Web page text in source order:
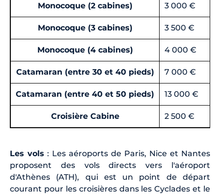
Monocoque (2 cabines) 3 000 €
Monocoque (3 cabines) 3 500 €
Monocoque (4 cabines) 4 000 €
Catamaran (entre 30 et 40 pieds) 7 000 €
Catamaran (entre 40 et 50 pieds) 13 000 €
Croisière Cabine 2 500 €
Les vols : Les aéroports de Paris, Nice et Nantes
proposent des vols directs vers l'aéroport
d'Athènes (ATH), qui est un point de départ
courant pour les croisières dans les Cyclades et le